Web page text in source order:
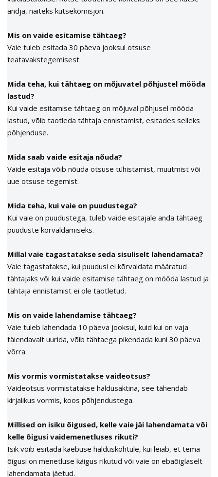
andja, näiteks kutsekomisjon.
Mis on vaide esitamise tähtaeg?
Vaie tuleb esitada 30 päeva jooksul otsuse
teatavakstegemisest.
Mida teha, kui tähtaeg on mõjuvatel põhjustel mööda
lastud?
Kui vaide esitamise tähtaeg on mõjuval põhjusel mööda
lastud, võib taotleda tähtaja ennistamist, esitades selleks
põhjenduse.
Mida saab vaide esitaja nõuda?
Vaide esitaja võib nõuda otsuse tühistamist, muutmist või
uue otsuse tegemist.
Mida teha, kui vaie on puudustega?
Kui vaie on puudustega, tuleb vaide esitajale anda tähtaeg
puuduste kõrvaldamiseks.
Millal vaie tagastatakse seda sisuliselt lahendamata?
Vaie tagastatakse, kui puudusi ei kõrvaldata määratud
tähtajaks või kui vaide esitamise tähtaeg on mööda lastud ja
tähtaja ennistamist ei ole taotletud.
Mis on vaide lahendamise tähtaeg?
Vaie tuleb lahendada 10 päeva jooksul, kuid kui on vaja
täiendavalt uurida, võib tähtaega pikendada kuni 30 päeva
võrra.
Mis vormis vormistatakse vaideotsus?
Vaideotsus vormistatakse haldusaktina, see tähendab
kirjalikus vormis, koos põhjendustega.
Millised on isiku õigused, kelle vaie jäi lahendamata või
kelle õigusi vaidemenetluses rikuti?
Isik võib esitada kaebuse halduskohtule, kui leiab, et tema
õigusi on menetluse käigus rikutud või vaie on ebaõiglaselt
lahendamata jäetud.